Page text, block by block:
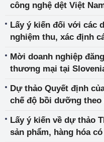
Lấy ý kiến đối với các
nghiệm thu, xác định
Mời doanh nghiệp
thương mại tại
Dự thảo Quyết định
chế độ bồi dưỡng
Lấy ý kiến về dự thảo
sản phẩm, hàng hóa